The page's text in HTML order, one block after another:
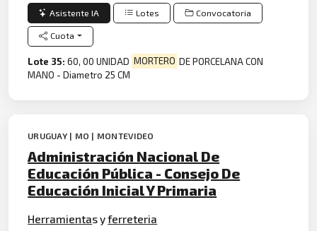
Asistente IA Lotes Convocatoria
Cuota
Lote 35:60, 00 UNIDAD MORTERO DE PORCELANA CON
MANO - Diametro 25 CM
URUGUAY | MO | MONTEVIDEO
Administración Nacional De
Educación Pública - Consejo De
Educación Inicial Y Primaria
Herramientas yferreteria